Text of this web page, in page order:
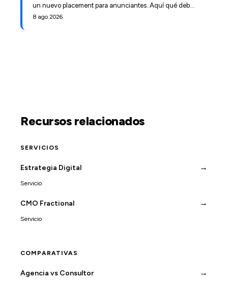
un nuevo placement para anunciantes. Aquí qué debes
evaluar antes de que escale.
8 ago 2026
Recursos relacionados
SERVICIOS
Estrategia Digital
Servicio
→
CMO Fractional
Servicio
→
COMPARATIVAS
Agencia vs Consultor →